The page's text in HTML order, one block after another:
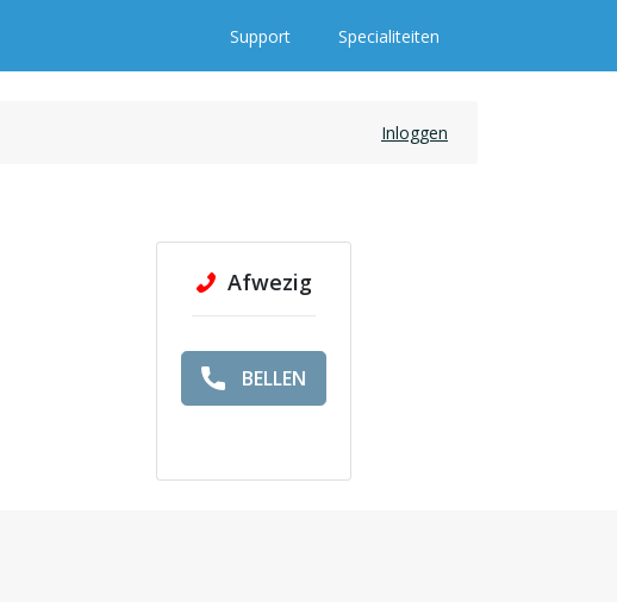
Support Specialiteiten
Inloggen
Afwezig
BELLEN